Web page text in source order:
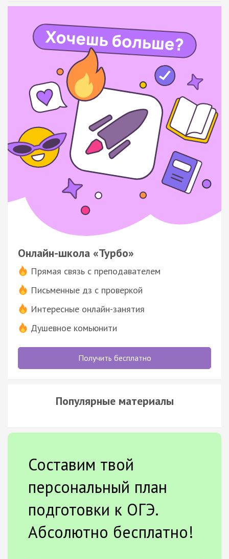
Онлайн-школа «Турбо»
Прямая связь с преподавателем
Письменные дз с проверкой
Интересные онлайн-занятия
Душевное комьюнити
Получить бесплатно
Популярные материалы
Составим твой
персональный план
подготовки к ОГЭ.
Абсолютно бесплатно!